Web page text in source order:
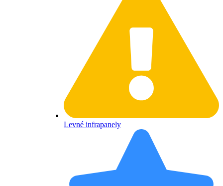
Levné infrapanely